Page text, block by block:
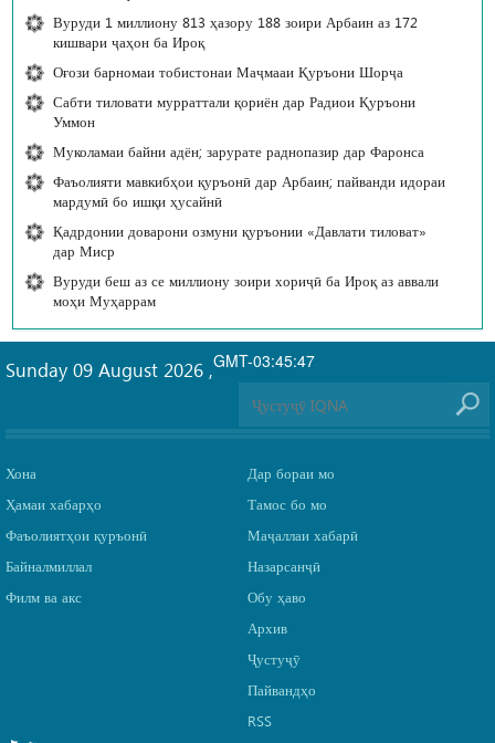
Вуруди 1 миллиону 813 ҳазору 188 зоири Арбаин аз 172
кишвари ҷаҳон ба Ироқ
Оғози барномаи тобистонаи Маҷмааи Қуръони Шорҷа
Сабти тиловати мурраттали қориён дар Радиои Қуръони
Уммон
Муколамаи байни адён; зарурате раднопазир дар Фаронса
Фаъолияти мавкибҳои қуръонӣ дар Арбаин; пайванди идораи
мардумӣ бо ишқи ҳусайнӣ
Қадрдонии доварони озмуни қуръонии «Давлати тиловат»
дар Миср
Вуруди беш аз се миллиону зоири хориҷӣ ба Ироқ аз аввали
моҳи Муҳаррам
GMT-03:45:47
Sunday 09 August 2026 ,
Хона
Ҳамаи хабарҳо
Фаъолиятҳои қуръонӣ
Байналмиллал
Филм ва акс
Дар бораи мо
Тамос бо мо
Маҷаллаи хабарӣ
Назарсанҷӣ
Обу ҳаво
Архив
Ҷустуҷӯ
Пайвандҳо
RSS